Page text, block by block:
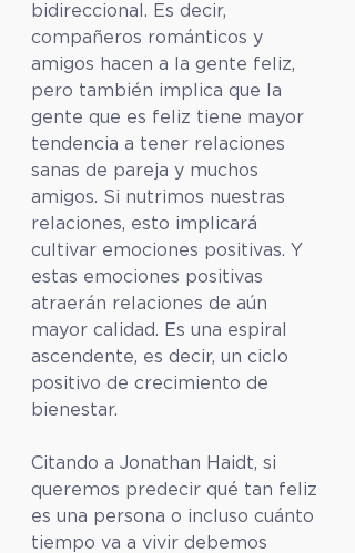
bidireccional. Es decir,
compañeros románticos y
amigos hacen a la gente feliz,
pero también implica que la
gente que es feliz tiene mayor
tendencia a tener relaciones
sanas de pareja y muchos
amigos. Si nutrimos nuestras
relaciones, esto implicará
cultivar emociones positivas. Y
estas emociones positivas
atraerán relaciones de aún
mayor calidad. Es una espiral
ascendente, es decir, un ciclo
positivo de crecimiento de
bienestar.
Citando a Jonathan Haidt, si
queremos predecir qué tan feliz
es una persona o incluso cuánto
tiempo va a vivir debemos